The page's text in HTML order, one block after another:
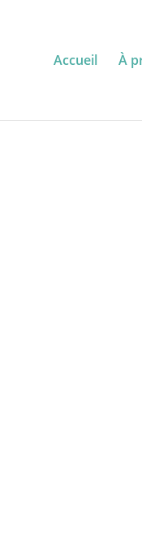
Accueil À